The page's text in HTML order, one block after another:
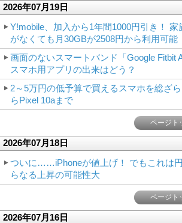
2026年07月19日
Y!mobile、加入から1年間1000円引き！ 家
がなくても月30GBが2508円から利用可能
画面のないスマートバンド「Google Fitbit
スマホ用アプリの出来はどう？
2～5万円の低予算で買えるスマホを総ざ
らPixel 10aまで
ページト
2026年07月18日
ついに……iPhoneが値上げ！ でもこれは
らなる上昇の可能性大
ページト
2026年07月16日